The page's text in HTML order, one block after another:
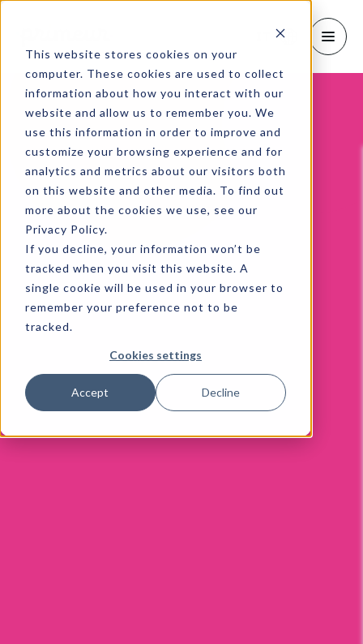
This website stores cookies on your
computer. These cookies are used to collect
information about how you interact with our
website and allow us to remember you. We
use this information in order to improve and
customize your browsing experience and for
analytics and metrics about our visitors both
on this website and other media. To find out
more about the cookies we use, see our
Privacy Policy.
If you decline, your information won’t be
tracked when you visit this website. A
single cookie will be used in your browser to
remember your preference not to be
tracked.
Cookies settings
Accept Decline